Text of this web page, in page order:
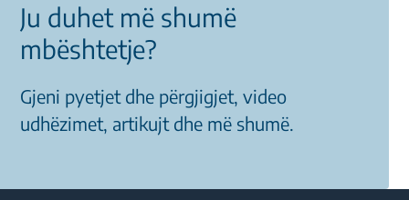
Ju duhet më shumë
mbështetje?
Gjeni pyetjet dhe përgjigjet, video
udhëzimet, artikujt dhe më shumë.